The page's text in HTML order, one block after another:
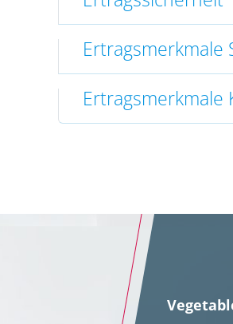
Ertragsmerkmale
Ertragsmerkmale